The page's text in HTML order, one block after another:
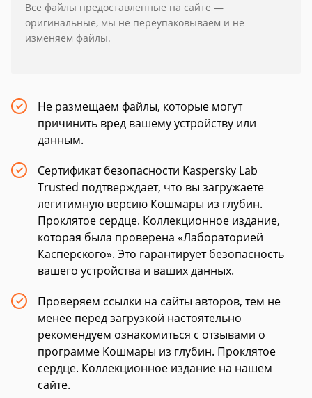
Все файлы предоставленные на сайте —
оригинальные, мы не переупаковываем и не
изменяем файлы.
Не размещаем файлы, которые могут
причинить вред вашему устройству или
данным.
Сертификат безопасности Kaspersky Lab
Trusted подтверждает, что вы загружаете
легитимную версию Кошмары из глубин.
Проклятое сердце. Коллекционное издание,
которая была проверена «Лабораторией
Касперского». Это гарантирует безопасность
вашего устройства и ваших данных.
Проверяем ссылки на сайты авторов, тем не
менее перед загрузкой настоятельно
рекомендуем ознакомиться с отзывами о
программе Кошмары из глубин. Проклятое
сердце. Коллекционное издание на нашем
сайте.